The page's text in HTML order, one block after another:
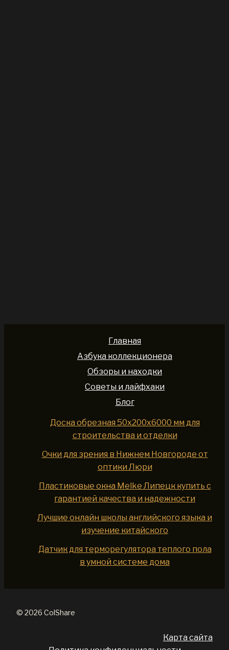
Главная
Азбука коллекционера
Обзоры и находки
Советы и лайфхаки
Блог
Доска обрезная 50x200x6000 мм для
строительства и отделки
Очки для зрения в Нижнем Новгороде от
оптики Люри
Пластиковые окна Melke Липецк купить с
гарантией качества и надежности
Лучшие онлайн школы английского языка и
изучение китайского
Датчик для терморегулятора теплого пола
в умной системе дома
© 2026 ColShare
Карта сайта